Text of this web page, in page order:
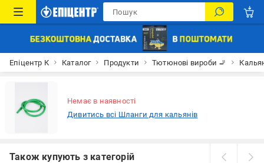
Епіцентр К Каталог Продукти Тютюнові вироби 🚬
Немає в наявності
Дивитись всі Шланги для кальянів
Також купують з категорій